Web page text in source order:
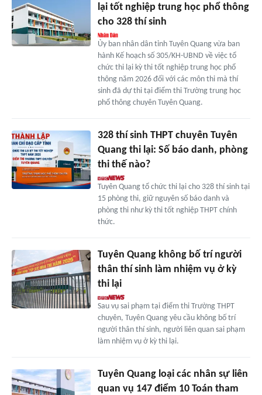
lại tốt nghiệp trung học phổ thông
cho 328 thí sinh
Ủy ban nhân dân tỉnh Tuyên Quang vừa ban
hành Kế hoạch số 305/KH-UBND về việc tổ
chức thi lại kỳ thi tốt nghiệp trung học phổ
thông năm 2026 đối với các môn thi mà thí
sinh đã dự thi tại điểm thi Trường trung học
phổ thông chuyên Tuyên Quang.
328 thí sinh THPT chuyên Tuyên
Quang thi lại: Số báo danh, phòng
thi thế nào?
Tuyên Quang tổ chức thi lại cho 328 thí sinh tại
15 phòng thi, giữ nguyên số báo danh và
phòng thi như kỳ thi tốt nghiệp THPT chính
thức.
Tuyên Quang không bố trí người
thân thí sinh làm nhiệm vụ ở kỳ
thi lại
Sau vụ sai phạm tại điểm thi Trường THPT
chuyên, Tuyên Quang yêu cầu không bố trí
người thân thí sinh, người liên quan sai phạm
làm nhiệm vụ ở kỳ thi lại.
Tuyên Quang loại các nhân sự liên
quan vụ 147 điểm 10 Toán tham